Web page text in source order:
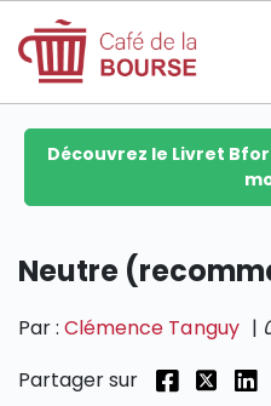
Découvrez le Livret
Neutre
Par :Clémence Tanguy |
Partager sur